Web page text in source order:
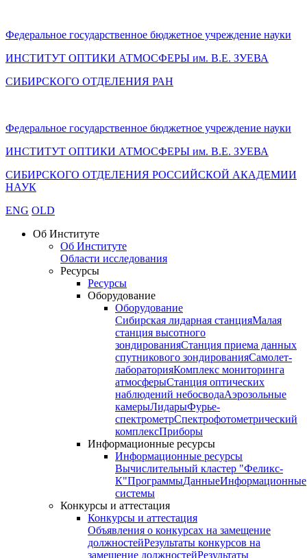
Федеральное государственное бюджетное учреждение науки
ИНСТИТУТ ОПТИКИ АТМОСФЕРЫ им. В.Е. ЗУЕВА
СИБИРСКОГО ОТДЕЛЕНИЯ РАН
Федеральное государственное бюджетное учреждение науки
ИНСТИТУТ ОПТИКИ АТМОСФЕРЫ им. В.Е. ЗУЕВА
СИБИРСКОГО ОТДЕЛЕНИЯ РОССИЙСКОЙ АКАДЕМИИ
НАУК
ENG OLD
Об Институте
Об Институте
Области исследования
Ресурсы
Ресурсы
Оборудование
Оборудование
Сибирская лидарная станцияМалая
станция высотного
зондированияСтанция приема данных
спутникового зондированияСамолет-
лабораторияКомплекс мониторинга
атмосферыСтанция оптических
наблюдений небосводаАэрозольные
камерыЛидарыФурье-
спектрометрСпектрофотометрический
комплексПриборы
Информационные ресурсы
Информационные ресурсы
Вычислительный кластер "Феликс-
К"ПрограммыДанныеИнформационные
системы
Конкурсы и аттестация
Конкурсы и аттестация
Объявления о конкурсах на замещение
должностейРезультаты конкурсов на
замещение должностейРезультаты